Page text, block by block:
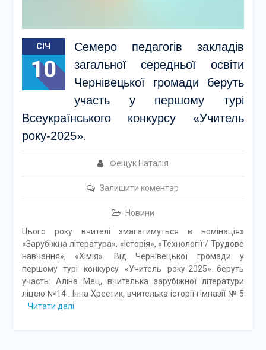
СІЧ
10
Семеро педагогів закладів
загальної середньої освіти
Чернівецької громади беруть
участь у першому турі
Всеукраїнського конкурсу «Учитель
року-2025».
Фещук Наталія
Залишити коментар
Новини
Цього року вчителі змагатимуться в номінаціях
«Зарубіжна література», «Історія», «Технології / Трудове
навчання», «Хімія». Від Чернівецької громади у
першому турі конкурсу «Учитель року-2025» беруть
участь: Аліна Мец, вчителька зарубіжної літератури
ліцею №14 . Інна Хрестик, вчителька історії гімназії № 5
Читати далі